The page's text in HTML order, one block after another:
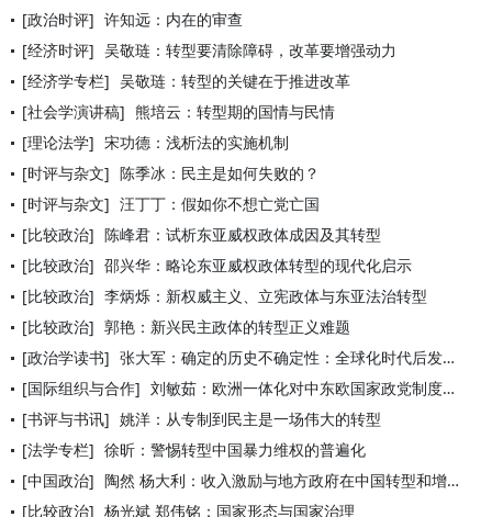
[政治时评] 许知远：内在的审查
[经济时评] 吴敬琏：转型要清除障碍，改革要增强动力
[经济学专栏] 吴敬琏：转型的关键在于推进改革
[社会学演讲稿] 熊培云：转型期的国情与民情
[理论法学] 宋功德：浅析法的实施机制
[时评与杂文] 陈季冰：民主是如何失败的？
[时评与杂文] 汪丁丁：假如你不想亡党亡国
[比较政治] 陈峰君：试析东亚威权政体成因及其转型
[比较政治] 邵兴华：略论东亚威权政体转型的现代化启示
[比较政治] 李炳烁：新权威主义、立宪政体与东亚法治转型
[比较政治] 郭艳：新兴民主政体的转型正义难题
[政治学读书] 张大军：确定的历史不确定性：全球化时代后发国家的转型之路
[国际组织与合作] 刘敏茹：欧洲一体化对中东欧国家政党制度转型的影响
[书评与书讯] 姚洋：从专制到民主是一场伟大的转型
[法学专栏] 徐昕：警惕转型中国暴力维权的普遍化
[中国政治] 陶然 杨大利：收入激励与地方政府在中国转型和增长中的角色
[比较政治] 杨光斌 郑伟铭：国家形态与国家治理